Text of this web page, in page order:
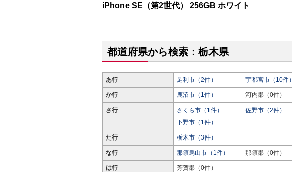
iPhone SE（第2世代） 256GB ホワイト
都道府県から検索：栃木県
あ行 足利市（2件） 宇都宮市（10件）
か行 鹿沼市（1件） 河内郡（0件）
さ行 さくら市（1件） 佐野市（2件）
下野市（1件）
た行 栃木市（3件）
な行 那須烏山市（1件） 那須郡（0件）
は行 芳賀郡（0件）